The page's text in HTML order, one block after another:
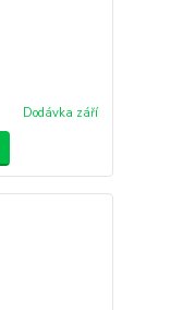
Dodávka září